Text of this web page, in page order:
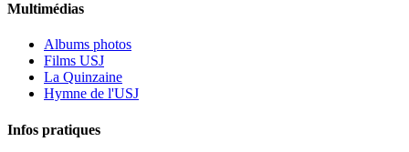
Multimédias
Albums photos
Films USJ
La Quinzaine
Hymne de l'USJ
Infos pratiques